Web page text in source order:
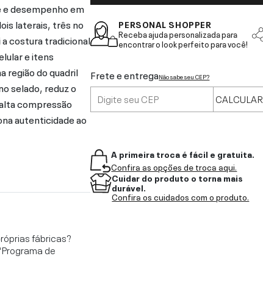
e desempenho em
laterais, três no
costura tradicional
e itens
região do quadril
selado, reduz o
compressão
autenticidade ao
fábricas?
de
PERSONAL SHOPPER
Receba ajuda personalizada para
encontrar o look perfeito para você!
Frete e entregaNão sabe seu CEP?
CALCULAR
A primeira troca é fácil e gratuita.
Confira as opções de troca aqui.
Cuidar do produto o torna mais
durável.
Confira os cuidados com o produto.